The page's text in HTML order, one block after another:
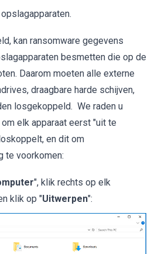
kan ransomware gegevens
besmetten die op de
Daarom moeten alle externe
draagbare harde schijven,
losgekoppeld. We raden u
elk apparaat eerst "uit te
en dit om
te voorkomen:
", klik rechts op elk
klik op "Uitwerpen":